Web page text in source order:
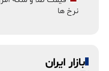
نرخ ها
بازار ایران